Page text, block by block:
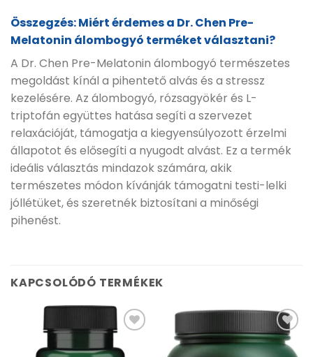
Összegzés: Miért érdemes a Dr. Chen Pre-
Melatonin álombogyó terméket választani?
A Dr. Chen Pre-Melatonin álombogyó természetes
megoldást kínál a pihentető alvás és a stressz
kezelésére. Az álombogyó, rózsagyökér és L-
triptofán együttes hatása segíti a szervezet
relaxációját, támogatja a kiegyensúlyozott érzelmi
állapotot és elősegíti a nyugodt alvást. Ez a termék
ideális választás mindazok számára, akik
természetes módon kívánják támogatni testi-lelki
jóllétüket, és szeretnék biztosítani a minőségi
pihenést.
KAPCSOLÓDÓ TERMÉKEK
adás
Kívánságlistához
adás